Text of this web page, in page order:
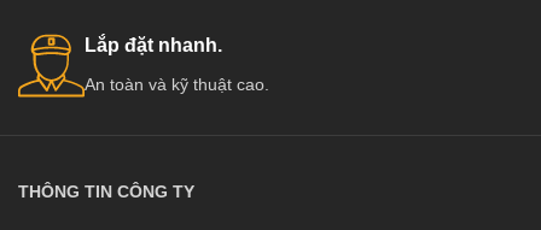
Lắp đặt nhanh.
An toàn và kỹ thuật cao.
THÔNG TIN CÔNG TY